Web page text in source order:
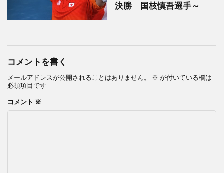
決勝 国枝慎吾選手～
コメントを書く
メールアドレスが公開されることはありません。 ※ が付いている欄は
必須項目です
コメント ※